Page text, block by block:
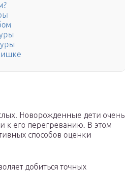
Новорожденные дети очень
к его перегреванию. В этом
способов оценки
добиться точных